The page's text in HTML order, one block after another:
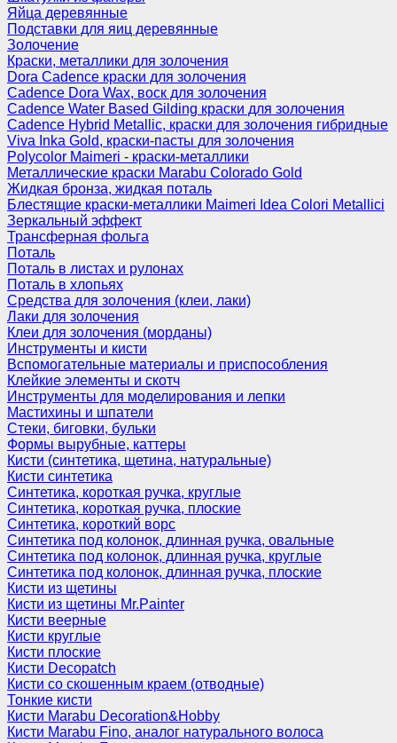
Яйца деревянные
Подставки для яиц деревянные
Золочение
Краски, металлики для золочения
Dora Cadence краски для золочения
Cadence Dora Wax, воск для золочения
Cadence Water Based Gilding краски для золочения
Cadence Hybrid Metallic, краски для золочения гибридные
Viva Inka Gold, краски-пасты для золочения
Polycolor Maimeri - краски-металлики
Металлические краски Marabu Colorado Gold
Жидкая бронза, жидкая поталь
Блестящие краски-металлики Maimeri Idea Colori Metallici
Зеркальный эффект
Трансферная фольга
Поталь
Поталь в листах и рулонах
Поталь в хлопьях
Средства для золочения (клеи, лаки)
Лаки для золочения
Клеи для золочения (морданы)
Инструменты и кисти
Вспомогательные материалы и приспособления
Клейкие элементы и скотч
Инструменты для моделирования и лепки
Мастихины и шпатели
Стеки, биговки, бульки
Формы вырубные, каттеры
Кисти (синтетика, щетина, натуральные)
Кисти синтетика
Синтетика, короткая ручка, круглые
Синтетика, короткая ручка, плоские
Синтетика, короткий ворс
Синтетика под колонок, длинная ручка, овальные
Синтетика под колонок, длинная ручка, круглые
Синтетика под колонок, длинная ручка, плоские
Кисти из щетины
Кисти из щетины Mr.Painter
Кисти веерные
Кисти круглые
Кисти плоские
Кисти Decopatch
Кисти со скошенным краем (отводные)
Тонкие кисти
Кисти Marabu Decoration&Hobby
Кисти Marabu Fino, аналог натурального волоса